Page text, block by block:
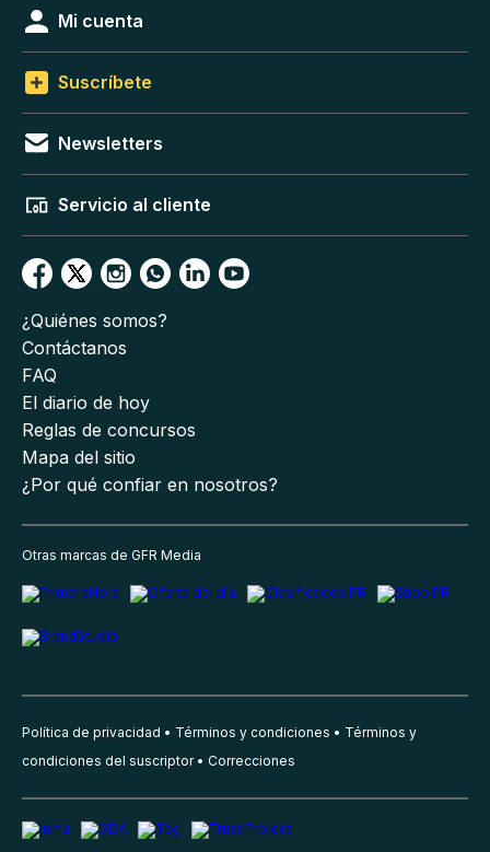
Mi cuenta
Suscríbete
Newsletters
Servicio al cliente
¿Quiénes somos?
Contáctanos
FAQ
El diario de hoy
Reglas de concursos
Mapa del sitio
¿Por qué confiar en nosotros?
Otras marcas de GFR Media
Política de privacidad Términos y condiciones
Términos y
condiciones del suscriptor
Correcciones